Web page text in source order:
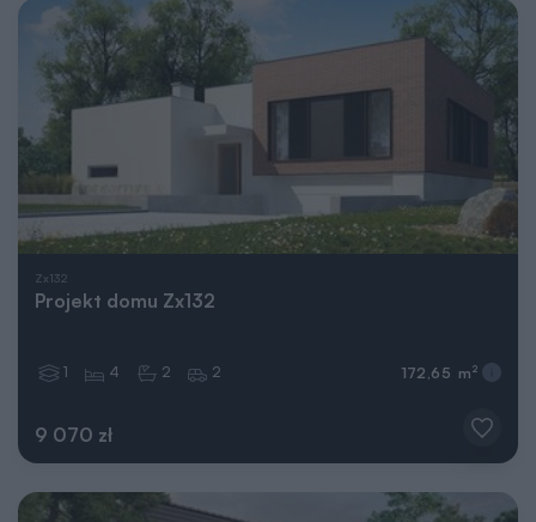
Zx132
Projekt domu Zx132
9 070 zł
1 4 2 2 172,65 m 2